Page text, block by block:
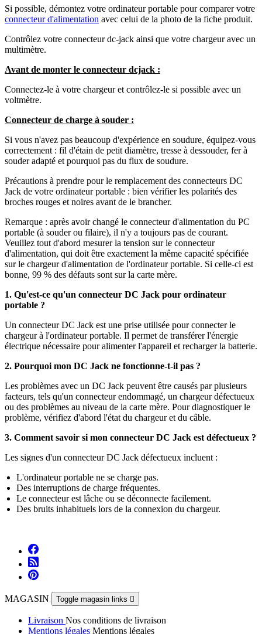
Si possible, démontez votre ordinateur portable pour comparer votre
connecteur d'alimentation avec celui de la photo de la fiche produit.
Contrôlez votre connecteur dc-jack ainsi que votre chargeur avec un
multimètre.
Avant de monter le connecteur dcjack :
Connectez-le à votre chargeur et contrôlez-le si possible avec un
voltmètre.
Connecteur de charge à souder :
Si vous n'avez pas beaucoup d'expérience en soudure, équipez-vous
correctement : fil d'étain de petit diamètre, tresse à dessouder, fer à
souder adapté et pourquoi pas du flux de soudure.
Précautions à prendre pour le remplacement des connecteurs DC
Jack de votre ordinateur portable : bien vérifier les polarités des
broches rouges et noires avant de le brancher.
Remarque : après avoir changé le connecteur d'alimentation du PC
portable (à souder ou filaire), il n'y a toujours pas de courant.
Veuillez tout d'abord mesurer la tension sur le connecteur
d'alimentation, qui doit être exactement la même capacité spécifiée
sur le chargeur d'alimentation de l'ordinateur portable. Si celle-ci est
bonne, 99 % des défauts sont sur la carte mère.
1. Qu'est-ce qu'un connecteur DC Jack pour ordinateur
portable ?
Un connecteur DC Jack est une prise utilisée pour connecter le
chargeur à l'ordinateur portable. Il permet de transférer l'énergie
électrique nécessaire pour alimenter l'appareil et recharger la batterie.
2. Pourquoi mon DC Jack ne fonctionne-t-il pas ?
Les problèmes avec un DC Jack peuvent être causés par plusieurs
facteurs, tels qu'un connecteur endommagé, un chargeur défectueux
ou des problèmes au niveau de la carte mère. Pour diagnostiquer le
problème, vérifiez d'abord l'état du chargeur et du câble.
3. Comment savoir si mon connecteur DC Jack est défectueux ?
Les signes d'un connecteur DC Jack défectueux incluent :
L'ordinateur portable ne se charge pas.
Des interruptions de charge fréquentes.
Le connecteur est lâche ou se déconnecte facilement.
Des bruits inhabituels lors de la connexion du chargeur.
MAGASIN Toggle magasin links 
Livraison Nos conditions de livraison
Mentions légales Mentions légales